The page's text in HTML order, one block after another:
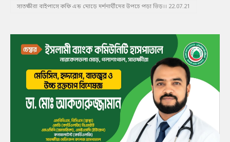
সাতক্ষীরা বাইপাসে কফি এন্ড মোড়ে দর্শনার্থীদের উপচে পড়া ভিড়।। 22.07.21